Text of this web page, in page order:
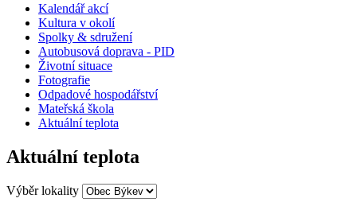
Kalendář akcí
Kultura v okolí
Spolky & sdružení
Autobusová doprava - PID
Životní situace
Fotografie
Odpadové hospodářství
Mateřská škola
Aktuální teplota
Aktuální teplota
Výběr lokality